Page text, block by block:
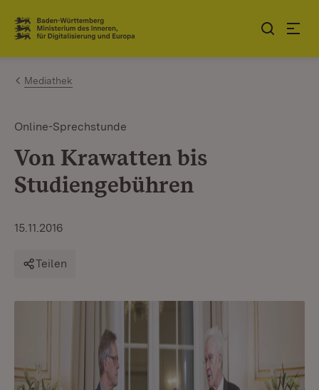
Zum Inhalt springen
Link zur Startseite
Mediathek
Online-Sprechstunde
Von Krawatten bis
Studiengebühren
15.11.2016
Teilen